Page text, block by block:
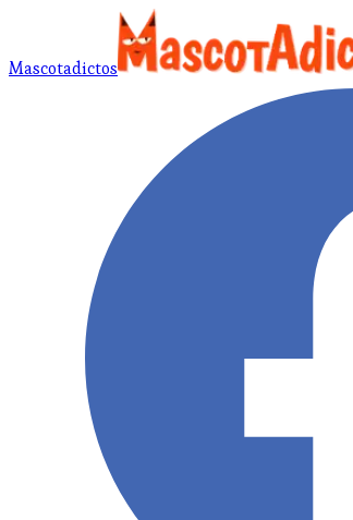
Mascotadictos